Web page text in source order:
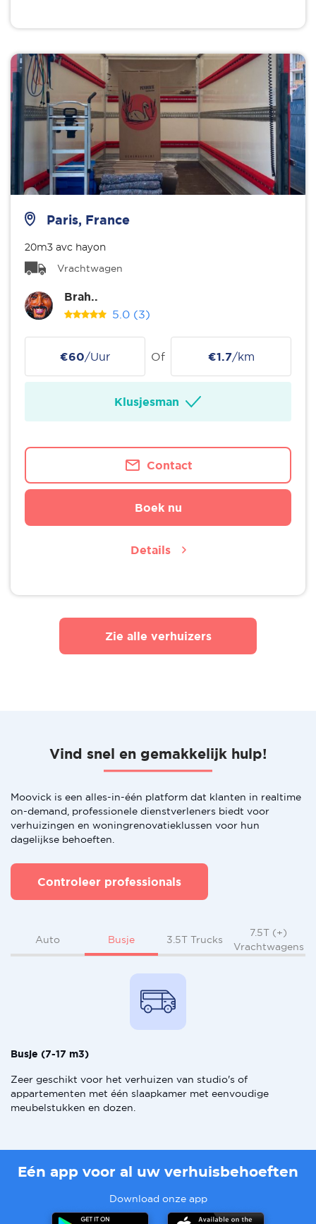
Paris, France
20m3 avc hayon
Vrachtwagen
Brah..
5.0 (3)
€60/Uur Of €1.7/km
Klusjesman
Contact
Boek nu
Details
Zie alle verhuizers
Vind snel en gemakkelijk hulp!
Moovick is een alles-in-één platform dat klanten in realtime
on-demand, professionele dienstverleners biedt voor
verhuizingen en woningrenovatieklussen voor hun
dagelijkse behoeften.
Controleer professionals
Auto Busje 3.5T Trucks
7.5T (+)
Vrachtwagens
Busje (7-17 m3)
Zeer geschikt voor het verhuizen van studio's of
appartementen met één slaapkamer met eenvoudige
meubelstukken en dozen.
Eén app voor al uw verhuisbehoeften
Download onze app